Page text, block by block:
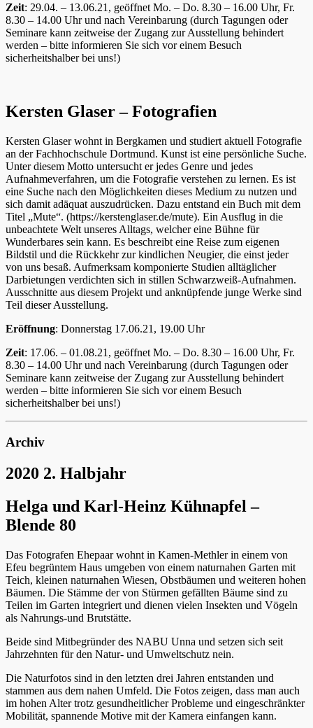
Zeit: 29.04. – 13.06.21, geöffnet Mo. – Do. 8.30 – 16.00 Uhr, Fr.
8.30 – 14.00 Uhr und nach Vereinbarung (durch Tagungen oder
Seminare kann zeitweise der Zugang zur Ausstellung behindert
werden – bitte informieren Sie sich vor einem Besuch
sicherheitshalber bei uns!)
Kersten Glaser – Fotografien
Kersten Glaser wohnt in Bergkamen und studiert aktuell Fotografie
an der Fachhochschule Dortmund. Kunst ist eine persönliche Suche.
Unter diesem Motto untersucht er jedes Genre und jedes
Aufnahmeverfahren, um die Fotografie verstehen zu lernen. Es ist
eine Suche nach den Möglichkeiten dieses Medium zu nutzen und
sich damit adäquat auszudrücken. Dazu entstand ein Buch mit dem
Titel „Mute“. (https://kerstenglaser.de/mute). Ein Ausflug in die
unbeachtete Welt unseres Alltags, welcher eine Bühne für
Wunderbares sein kann. Es beschreibt eine Reise zum eigenen
Bildstil und die Rückkehr zur kindlichen Neugier, die einst jeder
von uns besaß. Aufmerksam komponierte Studien alltäglicher
Darbietungen verdichten sich in stillen Schwarzweiß-Aufnahmen.
Ausschnitte aus diesem Projekt und anknüpfende junge Werke sind
Teil dieser Ausstellung.
Eröffnung: Donnerstag 17.06.21, 19.00 Uhr
Zeit: 17.06. – 01.08.21, geöffnet Mo. – Do. 8.30 – 16.00 Uhr, Fr.
8.30 – 14.00 Uhr und nach Vereinbarung (durch Tagungen oder
Seminare kann zeitweise der Zugang zur Ausstellung behindert
werden – bitte informieren Sie sich vor einem Besuch
sicherheitshalber bei uns!)
Archiv
2020 2. Halbjahr
Helga und Karl-Heinz Kühnapfel –
Blende 80
Das Fotografen Ehepaar wohnt in Kamen-Methler in einem von
Efeu begrüntem Haus umgeben von einem naturnahen Garten mit
Teich, kleinen naturnahen Wiesen, Obstbäumen und weiteren hohen
Bäumen. Die Stämme der von Stürmen gefällten Bäume sind zu
Teilen im Garten integriert und dienen vielen Insekten und Vögeln
als Nahrungs-und Brutstätte.
Beide sind Mitbegründer des NABU Unna und setzen sich seit
Jahrzehnten für den Natur- und Umweltschutz nein.
Die Naturfotos sind in den letzten drei Jahren entstanden und
stammen aus dem nahen Umfeld. Die Fotos zeigen, dass man auch
im hohen Alter trotz gesundheitlicher Probleme und eingeschränkter
Mobilität, spannende Motive mit der Kamera einfangen kann.